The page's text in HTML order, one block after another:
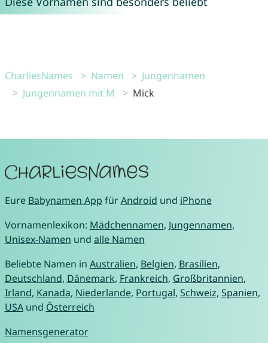
CharliesNames Namen
Jungennamen
Jungennamen mit M
Mick
Eure Babynamen App fürAndroid und iPhone
Vornamenlexikon: Mädchennamen, Jungennamen,
Unisex-Namen und alle Namen
Beliebte Namen in Australien, Belgien, Brasilien,
Deutschland, Dänemark, Frankreich, Großbritannien,
Irland, Kanada, Niederlande, Portugal, Schweiz, Spanien,
USAund Österreich
Namensgenerator